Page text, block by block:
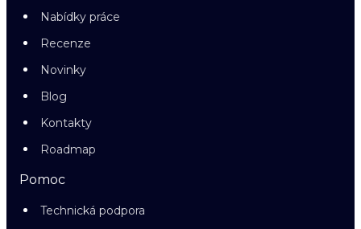
Nabídky práce
Recenze
Novinky
Blog
Kontakty
Roadmap
Pomoc
Technická podpora